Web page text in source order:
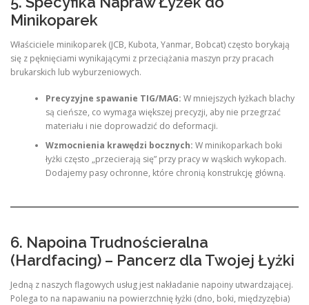
Minikoparek
Właściciele minikoparek (JCB, Kubota, Yanmar, Bobcat) często borykają
się z pęknięciami wynikającymi z przeciążania maszyn przy pracach
brukarskich lub wyburzeniowych.
Precyzyjne spawanie TIG/MAG: W mniejszych łyżkach blachy
są cieńsze, co wymaga większej precyzji, aby nie przegrzać
materiału i nie doprowadzić do deformacji.
Wzmocnienia krawędzi bocznych: W minikoparkach boki
łyżki często „przecierają się” przy pracy w wąskich wykopach.
Dodajemy pasy ochronne, które chronią konstrukcję główną.
6. Napoina Trudnościeralna
(Hardfacing) – Pancerz dla Twojej Łyżki
Jedną z naszych flagowych usług jest nakładanie napoiny utwardzającej.
Polega to na napawaniu na powierzchnię łyżki (dno, boki, międzyzębia)